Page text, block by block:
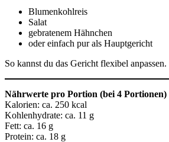
Blumenkohlreis
Salat
gebratenem Hähnchen
oder einfach pur als Hauptgericht
So kannst du das Gericht flexibel anpassen.
Nährwerte pro Portion (bei 4 Portionen)
Kalorien: ca. 250 kcal
Kohlenhydrate: ca. 11 g
Fett: ca. 16 g
Protein: ca. 18 g